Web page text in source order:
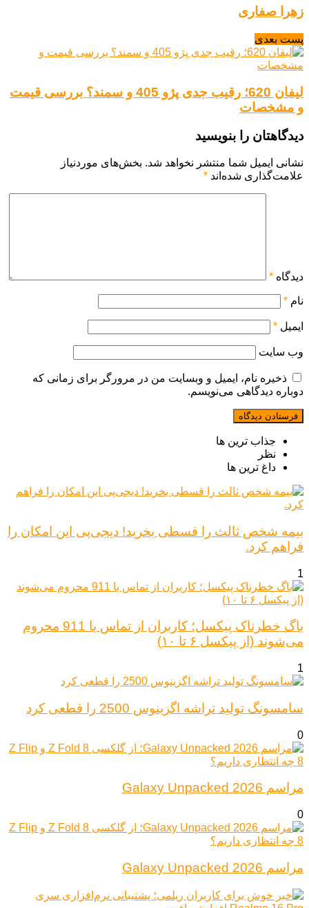
زهرا صفاری
پست بعدی
لیفان 620؛ رقیب جدی پژو 405 و سمند؟ بررسی قیمت
و مشخصات
دیدگاهتان را بنویسید
نشانی ایمیل شما منتشر نخواهد شد. بخش‌های موردنیاز
علامت‌گذاری شده‌اند *
دیدگاه *
نام *
ایمیل *
وب‌ سایت
ذخیره نام، ایمیل و وبسایت من در مرورگر برای زمانی که
دوباره دیدگاهی می‌نویسم.
جذاب ترین ها
نظر
داغ ترین ها
بیمه شخص ثالث را قسطی بخرید! دیجی‌پی این امکان را
فراهم کرد.
1
باگ خطرناک پیکسل؛ کاربران از تماس با 911 محروم
می‌شوند (از پیکسل ۶ تا ۱۰)
1
سامسونگ تولید تراشه اگزینوس 2500 را قطعی کرد
0
مراسم Galaxy Unpacked 2026
0
مراسم Galaxy Unpacked 2026